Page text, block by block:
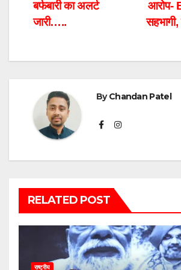
आरोप-
बर्फबारी का अलर्ट
जारी…..
ByChandan Patel
RELATED POST
राष्ट्रीय